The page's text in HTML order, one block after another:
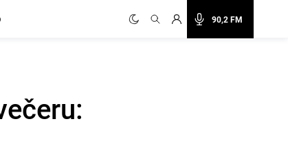
90,2 FM